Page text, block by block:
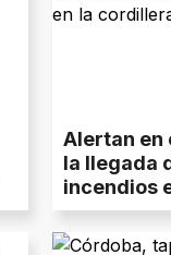
Alertan en
la llegada
incendios